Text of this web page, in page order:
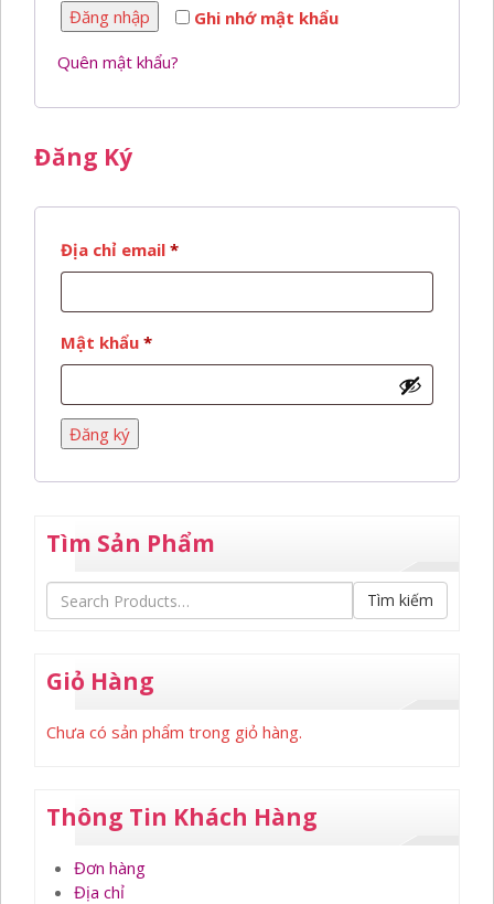
Ghi nhớ mật khẩu
Đăng nhập
Quên mật khẩu?
Đăng Ký
Địa chỉ email *Bắt
Mật khẩu *Bắt
Đăng ký
Tìm Sản Phẩm
Tìm kiếm
Giỏ Hàng
Chưa có sản phẩm trong giỏ hàng.
Thông Tin Khách Hàng
Đơn hàng
Địa chỉ